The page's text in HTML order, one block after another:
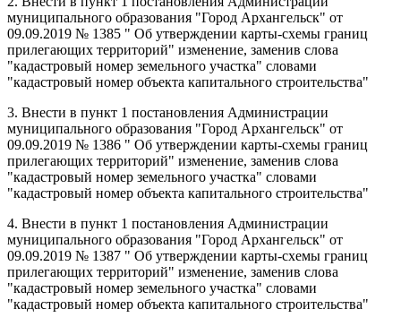
муниципального образования "Город Архангельск" от
09.09.2019 № 1385 " Об утверждении карты-схемы границ
прилегающих территорий" изменение, заменив слова
"кадастровый номер земельного участка" словами
"кадастровый номер объекта капитального строительства"
3. Внести в пункт 1 постановления Администрации
муниципального образования "Город Архангельск" от
09.09.2019 № 1386 " Об утверждении карты-схемы границ
прилегающих территорий" изменение, заменив слова
"кадастровый номер земельного участка" словами
"кадастровый номер объекта капитального строительства"
4. Внести в пункт 1 постановления Администрации
муниципального образования "Город Архангельск" от
09.09.2019 № 1387 " Об утверждении карты-схемы границ
прилегающих территорий" изменение, заменив слова
"кадастровый номер земельного участка" словами
"кадастровый номер объекта капитального строительства"